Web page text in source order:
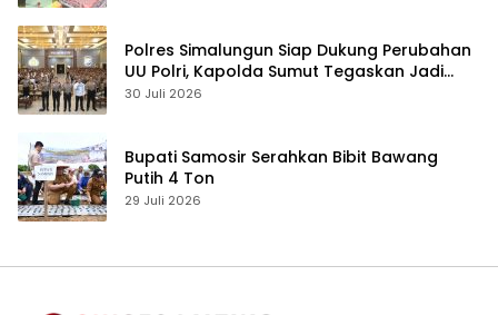
Polres Simalungun Siap Dukung Perubahan
UU Polri, Kapolda Sumut Tegaskan Jadi
Fondasi Penguatan Profesionalisme dan
30 Juli 2026
Bupati Samosir Serahkan Bibit Bawang
Putih 4 Ton
29 Juli 2026